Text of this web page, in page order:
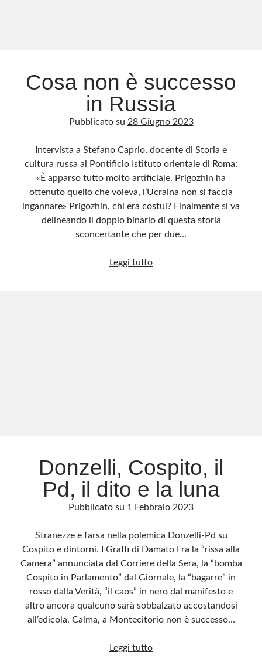
Cosa non è successo
in Russia
Pubblicato su 28 Giugno 2023
Intervista a Stefano Caprio, docente di Storia e
cultura russa al Pontificio Istituto orientale di Roma:
«È apparso tutto molto artificiale. Prigozhin ha
ottenuto quello che voleva, l’Ucraina non si faccia
ingannare» Prigozhin, chi era costui? Finalmente si va
delineando il doppio binario di questa storia
sconcertante che per due…
Leggi tuttoCosa
Donzelli, Cospito, il
Pd, il dito e la luna
Pubblicato su 1 Febbraio 2023
Stranezze e farsa nella polemica Donzelli-Pd su
Cospito e dintorni. I Graffi di Damato Fra la “rissa alla
Camera” annunciata dal Corriere della Sera, la “bomba
Cospito in Parlamento” dal Giornale, la “bagarre” in
rosso dalla Verità, “il caos” in nero dal manifesto e
altro ancora qualcuno sarà sobbalzato accostandosi
all’edicola. Calma, a Montecitorio non è successo…
Leggi tuttoDonzelli,